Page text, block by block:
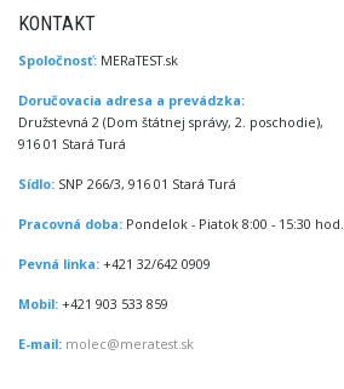
KONTAKT
Spoločnosť: MERaTEST.sk
Doručovacia adresa a prevádzka:
Družstevná 2 (Dom štátnej správy, 2. poschodie),
916 01 Stará Turá
Sídlo: SNP 266/3, 916 01 Stará Turá
Pracovná doba: Pondelok - Piatok 8:00 - 15:30 hod.
Pevná linka: +421 32/642 0909
Mobil: +421 903 533 859
E-mail: molec@meratest.sk